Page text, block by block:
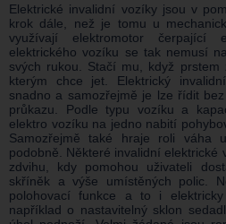
Elektrické invalidní vozíky jsou v
krok dále, než je tomu u
využívají elektromotor čerpající
elektrického vozíku se tak nemusí
svých rukou. Stačí mu, když prstem
kterým chce jet. Elektrický
snadno a samozřejmě je lze řídit
průkazu. Podle typu vozíku a
elektro vozíku na jedno nabití
Samozřejmě také hraje roli váha
podobně. Některé invalidní elektrické
zdvihu, kdy pomohou uživateli
skříněk a výše umístěných polic.
polohovací funkce a to i
například o nastavitelný sklon